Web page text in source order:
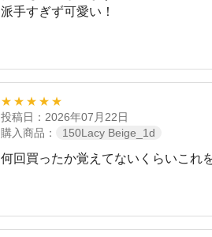
派手すぎず可愛い！
★★★★★
投稿日：2026年07月22日
購入商品：
150Lacy Beige_1d
何回買ったか覚えてないくらいこれ